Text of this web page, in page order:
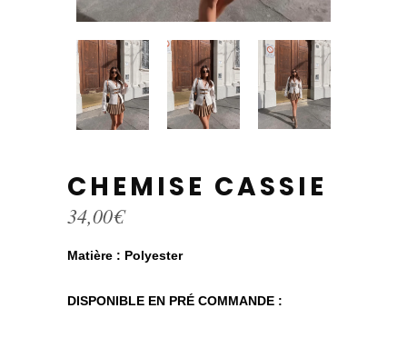
CHEMISE CASSIE
34,00€
Matière : Polyester
DISPONIBLE EN PRÉ COMMANDE :